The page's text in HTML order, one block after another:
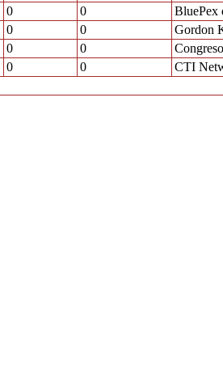
0 0
BluePex
0 0
Gordon
0 0
0 0
CTI